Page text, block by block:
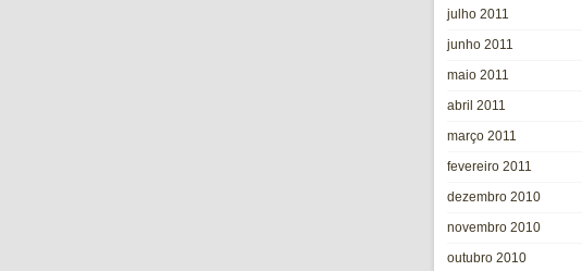
julho 2011
junho 2011
maio 2011
abril 2011
março 2011
fevereiro 2011
dezembro 2010
novembro 2010
outubro 2010